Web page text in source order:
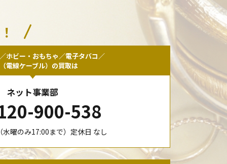
ホビー・おもちゃ／電子タバコ／
電線ケーブル）の買取は
ネット事業部
900-538
水曜のみ17:00まで）定休日 なし